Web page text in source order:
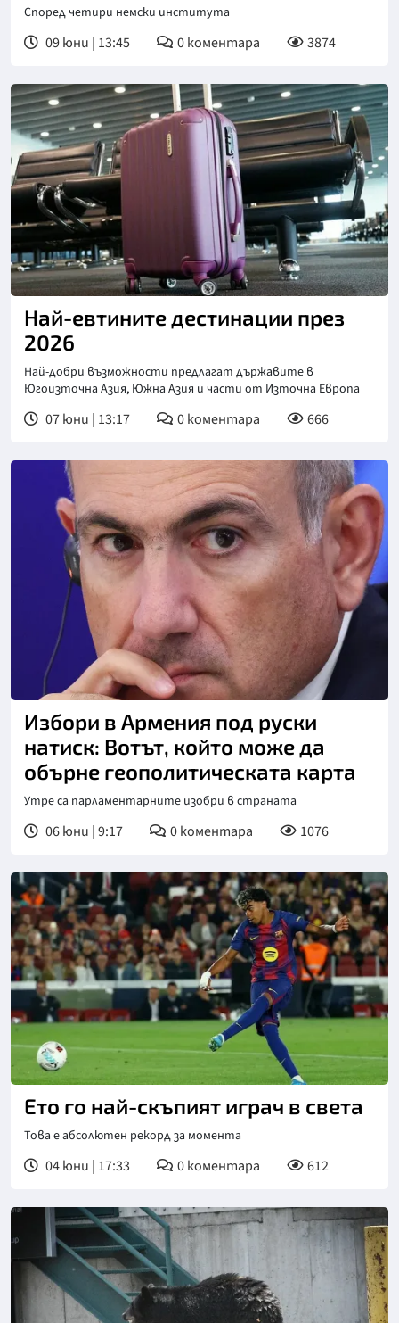
Според четири немски института
09 юни | 13:45 0коментара 3874
Най-евтините дестинации през
2026
Най-добри възможности предлагат държавите в
Югоизточна Азия, Южна Азия и части от Източна Европа
07 юни | 13:17 0коментара 666
Снимка: БТА
Избори в Армения под руски
натиск: Вотът, който може да
обърне геополитическата карта
Утре са парламентарните изобри в страната
06 юни | 9:17 0коментара 1076
Ето го най-скъпият играч в света
Това е абсолютен рекорд за момента
04 юни | 17:33 0коментара 612